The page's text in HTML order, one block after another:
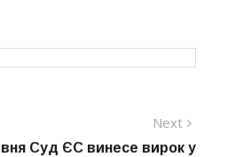
Next
post:
Суд ЄС винесе вирок у